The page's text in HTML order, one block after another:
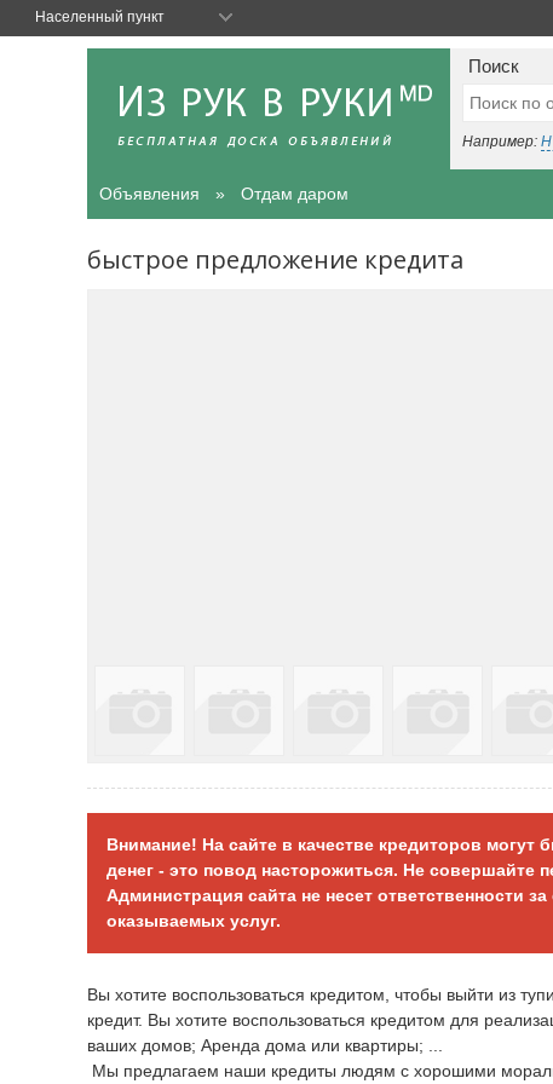
Поиск
Например:
Объявления Отдам даром
быстрое предложение кредита
Внимание! На сайте в качестве кредиторов
денег - это повод насторожиться. Не совершайте
Администрация сайта не несет ответственности
оказываемых услуг.
Вы хотите воспользоваться кредитом, чтобы выйти из
кредит. Вы хотите воспользоваться кредитом для
ваших домов; Аренда дома или квартиры; ...
Мы предлагаем наши кредиты людям с хорошими
Населенный пункт